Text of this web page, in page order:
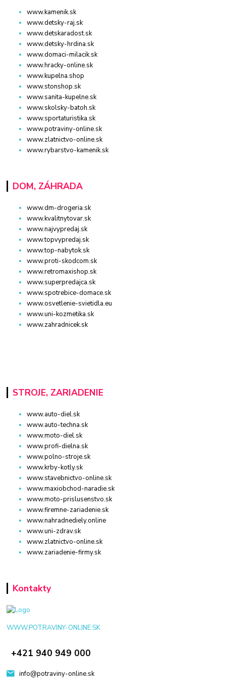
www.kamenik.sk
www.detsky-raj.sk
www.detskaradost.sk
www.detsky-hrdina.sk
www.domaci-milacik.sk
www.hracky-online.sk
www.kupelna.shop
www.stonshop.sk
www.sanita-kupelne.sk
www.skolsky-batoh.sk
www.sportaturistika.sk
www.potraviny-online.sk
www.zlatnictvo-online.sk
www.rybarstvo-kamenik.sk
DOM, ZÁHRADA
www.dm-drogeria.sk
www.kvalitnytovar.sk
www.najvypredaj.sk
www.topvypredaj.sk
www.top-nabytok.sk
www.proti-skodcom.sk
www.retromaxishop.sk
www.superpredajca.sk
www.spotrebice-domace.sk
www.osvetlenie-svietidla.eu
www.uni-kozmetika.sk
www.zahradnicek.sk
STROJE, ZARIADENIE
www.auto-diel.sk
www.auto-techna.sk
www.moto-diel.sk
www.profi-dielna.sk
www.polno-stroje.sk
www.krby-kotly.sk
www.stavebnictvo-online.sk
www.maxiobchod-naradie.sk
www.moto-prislusenstvo.sk
www.firemne-zariadenie.sk
www.nahradnediely.online
www.uni-zdrav.sk
www.zlatnictvo-online.sk
www.zariadenie-firmy.sk
Kontakty
WWW.POTRAVINY-ONLINE.SK
+421 940 949 000
info@potraviny-online.sk